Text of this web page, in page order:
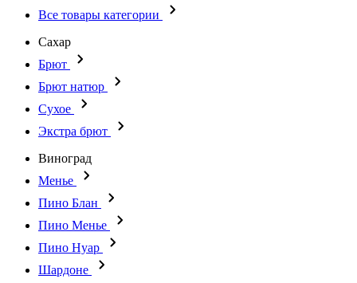
Все товары категории
Сахар
Брют
Брют натюр
Сухое
Экстра брют
Виноград
Менье
Пино Блан
Пино Менье
Пино Нуар
Шардоне